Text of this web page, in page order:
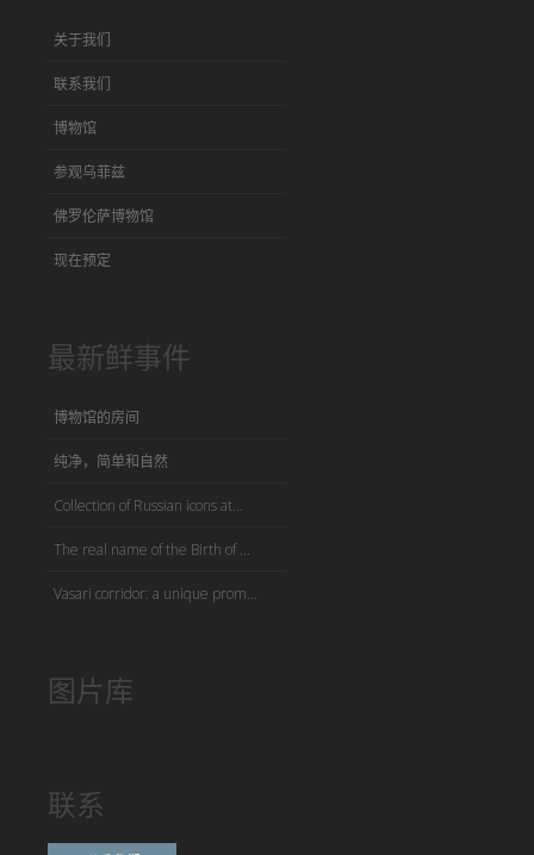
关于我们
联系我们
博物馆
参观乌菲兹
佛罗伦萨博物馆
现在预定
最新鲜事件
博物馆的房间
纯净，简单和自然
Collection of Russian icons at...
The real name of the Birth of ...
Vasari corridor: a unique prom...
图片库
联系